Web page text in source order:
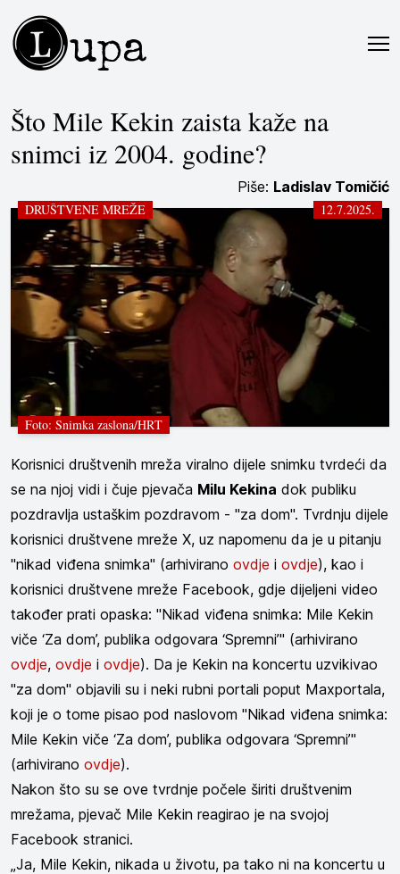
Lupa
Što Mile Kekin zaista kaže na
snimci iz 2004. godine?
Piše: Ladislav Tomičić
DRUŠTVENE MREŽE 12.7.2025.
Foto: Snimka zaslona/HRT
Korisnici društvenih mreža viralno dijele snimku tvrdeći da
se na njoj vidi i čuje pjevača Milu Kekina dok publiku
pozdravlja ustaškim pozdravom - "za dom". Tvrdnju dijele
korisnici društvene mreže X, uz napomenu da je u pitanju
"nikad viđena snimka" (arhivirano ovdje i ovdje), kao i
korisnici društvene mreže Facebook, gdje dijeljeni video
također prati opaska: "Nikad viđena snimka: Mile Kekin
viče ‘Za dom’, publika odgovara ‘Spremni’" (arhivirano
ovdje, ovdje i ovdje). Da je Kekin na koncertu uzvikivao
"za dom" objavili su i neki rubni portali poput Maxportala,
koji je o tome pisao pod naslovom "Nikad viđena snimka:
Mile Kekin viče ‘Za dom’, publika odgovara ‘Spremni’"
(arhivirano ovdje).
Nakon što su se ove tvrdnje počele širiti društvenim
mrežama, pjevač Mile Kekin reagirao je na svojoj
Facebook stranici.
„Ja, Mile Kekin, nikada u životu, pa tako ni na koncertu u